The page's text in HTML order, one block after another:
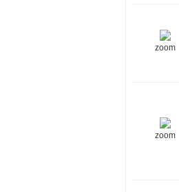
zoom
zoom